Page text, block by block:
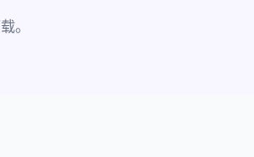
。